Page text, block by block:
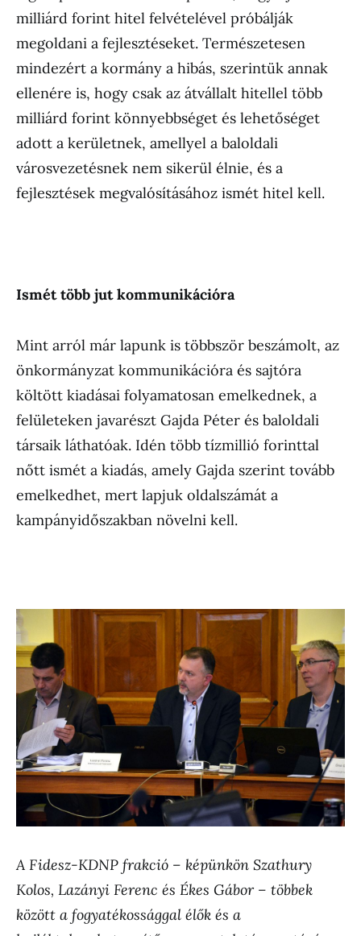
milliárd forint hitel felvételével próbálják
megoldani a fejlesztéseket. Természetesen
mindezért a kormány a hibás, szerintük annak
ellenére is, hogy csak az átvállalt hitellel több
milliárd forint könnyebbséget és lehetőséget
adott a kerületnek, amellyel a baloldali
városvezetésnek nem sikerül élnie, és a
fejlesztések megvalósításához ismét hitel kell.
Ismét több jut kommunikációra
Mint arról már lapunk is többször beszámolt, az
önkormányzat kommunikációra és sajtóra
költött kiadásai folyamatosan emelkednek, a
felületeken javarészt Gajda Péter és baloldali
társaik láthatóak. Idén több tízmillió forinttal
nőtt ismét a kiadás, amely Gajda szerint tovább
emelkedhet, mert lapjuk oldalszámát a
kampányidőszakban növelni kell.
A Fidesz-KDNP frakció – képünkön Szathury
Kolos, Lazányi Ferenc és Ékes Gábor – többek
között a fogyatékossággal élők és a